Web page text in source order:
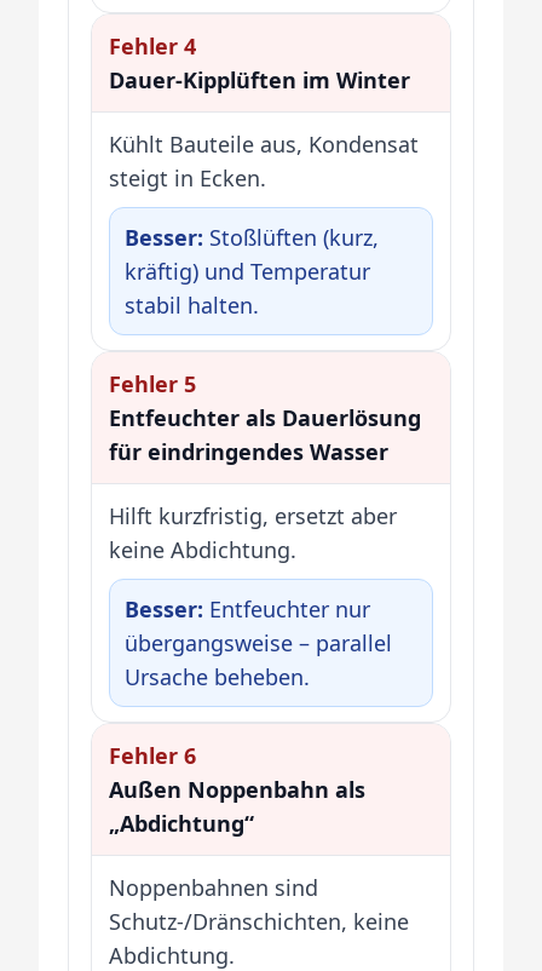
Fehler 4
Dauer-Kipplüften im Winter
Kühlt Bauteile aus, Kondensat
steigt in Ecken.
Besser: Stoßlüften (kurz,
kräftig) und Temperatur
stabil halten.
Fehler 5
Entfeuchter als Dauerlösung
für eindringendes Wasser
Hilft kurzfristig, ersetzt aber
keine Abdichtung.
Besser: Entfeuchter nur
übergangsweise – parallel
Ursache beheben.
Fehler 6
Außen Noppenbahn als
„Abdichtung“
Noppenbahnen sind
Schutz-/Dränschichten, keine
Abdichtung.